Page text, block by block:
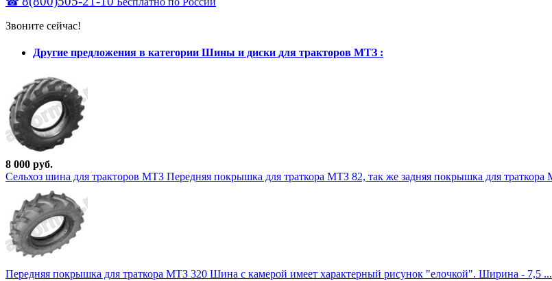
Звоните сейчас!
Другие предложения в категории Шины и диски для тракторов МТЗ :
8 000 руб.
Сельхоз шина для тракторов МТЗ Передняя покрышка для траткора МТЗ 82, так же задняя покрышка для траткора
Передняя покрышка для траткора МТЗ 320 Шина с камерой имеет характерный рисунок "елочкой". Ширина - 7,5 ...